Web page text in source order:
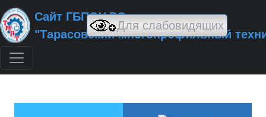
Сайт ГБПОУ РО
"Тарасовский многопрофильный